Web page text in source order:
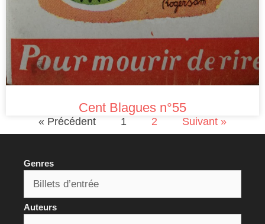
Cent Blagues n°55
« Précédent 1 2 Suivant »
Genres
Auteurs